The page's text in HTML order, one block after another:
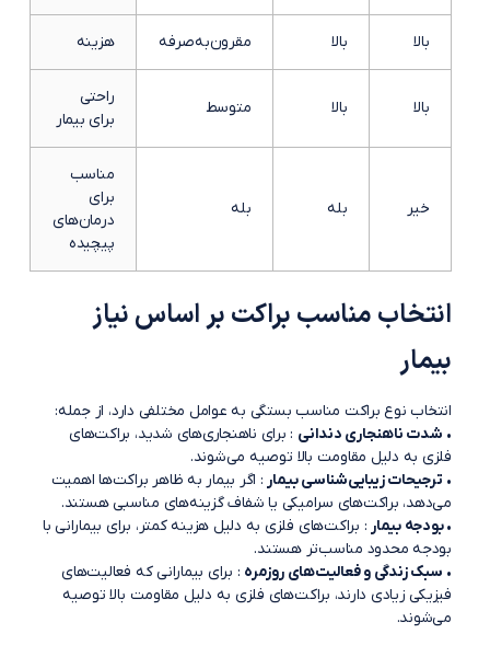
بالا بالا مقرون‌به‌صرفه هزینه
بالا بالا متوسط
راحتی
برای بیمار
خیر بله بله
مناسب
برای
درمان‌های
پیچیده
انتخاب مناسب براکت بر اساس نیاز
بیمار
انتخاب نوع براکت مناسب بستگی به عوامل مختلفی دارد، از جمله:
• شدت ناهنجاری دندانی : برای ناهنجاری‌های شدید، براکت‌های
فلزی به دلیل مقاومت بالا توصیه می‌شوند.
• ترجیحات زیبایی‌شناسی بیمار : اگر بیمار به ظاهر براکت‌ها اهمیت
می‌دهد، براکت‌های سرامیکی یا شفاف گزینه‌های مناسبی هستند.
•بودجه بیمار : براکت‌های فلزی به دلیل هزینه کمتر، برای بیمارانی با
بودجه محدود مناسب‌تر هستند.
• سبک زندگی و فعالیت‌های روزمره : برای بیمارانی که فعالیت‌های
فیزیکی زیادی دارند، براکت‌های فلزی به دلیل مقاومت بالا توصیه
می‌شوند.